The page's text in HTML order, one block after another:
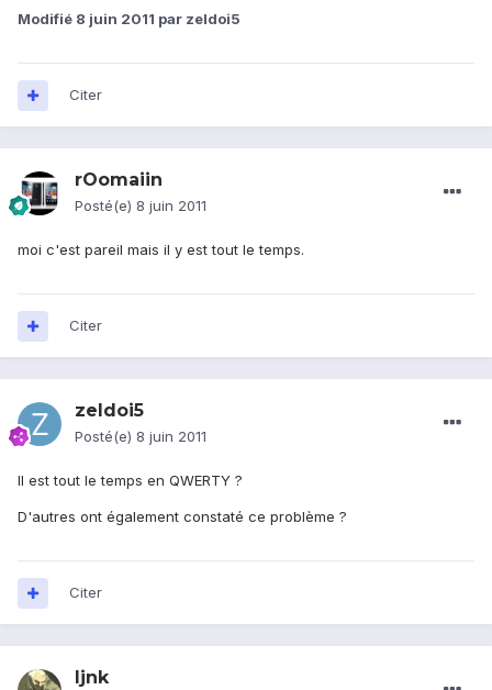
Modifié 8 juin 2011 par zeldoi5
Citer
rOomaiin
Posté(e) 8 juin 2011
moi c'est pareil mais il y est tout le temps.
Citer
zeldoi5
Posté(e) 8 juin 2011
Il est tout le temps en QWERTY ?
D'autres ont également constaté ce problème ?
Citer
ljnk